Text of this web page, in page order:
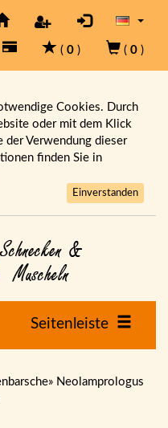
( 0 ) ( 0 )
Cookies. Durch
oder mit dem Klick
der Verwendung dieser
finden Sie in
Einverstanden
Seitenleiste
» Neolamprologus